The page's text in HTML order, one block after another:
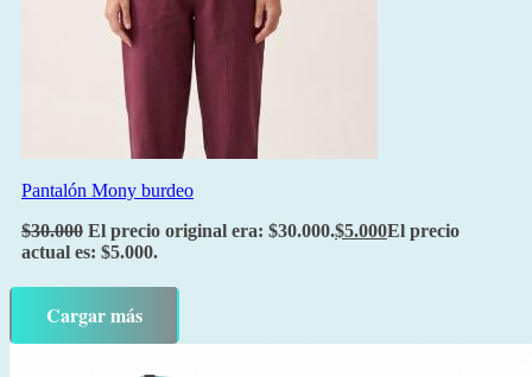
Pantalón Mony burdeo
$30.000 El precio original era: $30.000.$5.000El precio
actual es: $5.000.
Cargar más